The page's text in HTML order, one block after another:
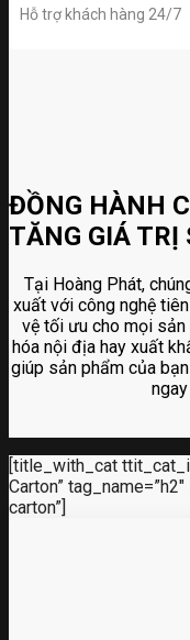
Hỗ trợ khách hàng 24/7
ĐỒNG HÀNH
TĂNG GIÁ
Tại Hoàng Phát,
xuất với công nghệ
vệ tối ưu cho mọi sản
hóa nội địa hay xuất
giúp sản phẩm của
[title_with_cat
Carton”
carton”]